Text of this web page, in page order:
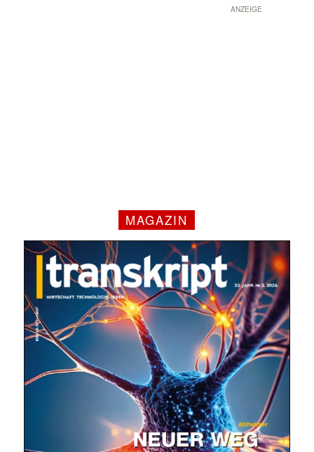
ANZEIGE
MAGAZIN